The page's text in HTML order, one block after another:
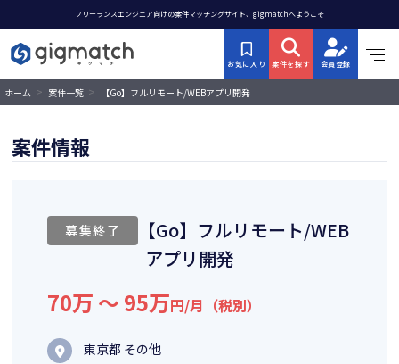
フリーランスエンジニア向けの案件マッチングサイト、gigmatchへようこそ
お気に入り 案件を探す 会員登録
ホーム > 案件一覧 > 【Go】フルリモート/WEBアプリ開発
案件情報
募集終了
【Go】フルリモート/WEB
アプリ開発
70万 〜 95万円/月（税別）
東京都 その他